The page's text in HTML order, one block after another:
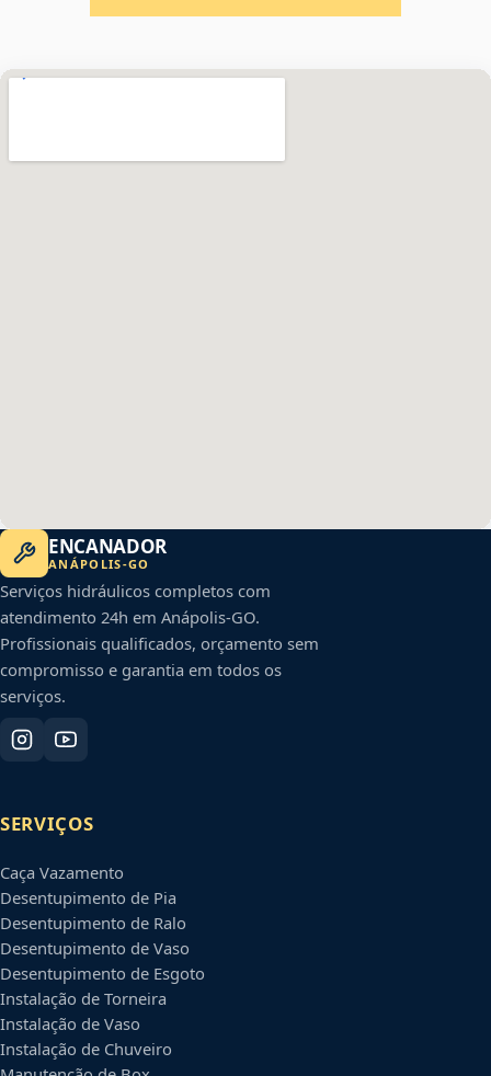
ENCANADOR
ANÁPOLIS-GO
Serviços hidráulicos completos com
atendimento 24h em Anápolis-GO.
Profissionais qualificados, orçamento sem
compromisso e garantia em todos os
serviços.
SERVIÇOS
Caça Vazamento
Desentupimento de Pia
Desentupimento de Ralo
Desentupimento de Vaso
Desentupimento de Esgoto
Instalação de Torneira
Instalação de Vaso
Instalação de Chuveiro